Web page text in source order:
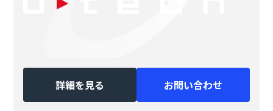
詳細を見る お問い合わせ